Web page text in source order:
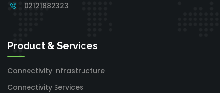
02121882323
Product & Services
Connectivity Infrastructure
Connectivity Services